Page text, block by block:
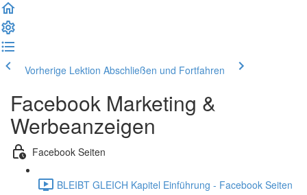
Vorherige Lektion Abschließen und Fortfahren
Facebook Marketing &
Werbeanzeigen
Facebook Seiten
BLEIBT GLEICH Kapitel Einführung - Facebook Seiten